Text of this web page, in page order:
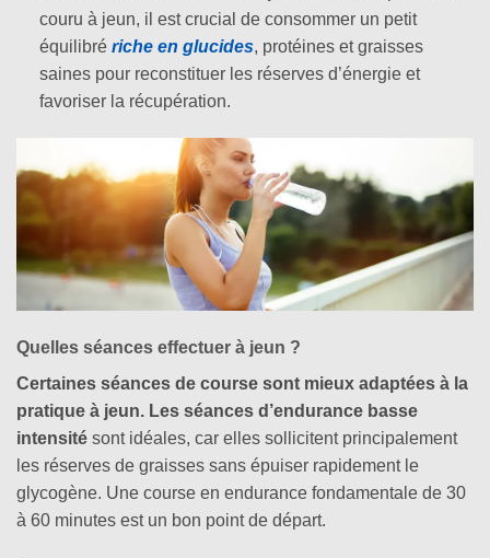
couru à jeun, il est crucial de consommer un petit
équilibré riche en glucides, protéines et graisses
saines pour reconstituer les réserves d’énergie et
favoriser la récupération.
Quelles séances effectuer à jeun ?
Certaines séances de course sont mieux adaptées à la
pratique à jeun. Les séances d’endurance basse
intensité sont idéales, car elles sollicitent principalement
les réserves de graisses sans épuiser rapidement le
glycogène. Une course en endurance fondamentale de 30
à 60 minutes est un bon point de départ.